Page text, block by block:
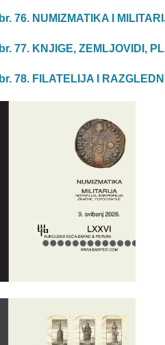
br. 76. NUMIZMATIKA I
br. 77. KNJIGE, ZEMLJOVIDI,
br. 78. FILATELIJA I